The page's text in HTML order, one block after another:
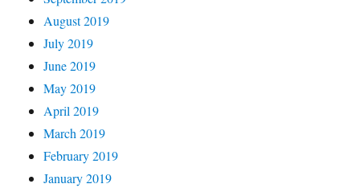
August 2019
July 2019
June 2019
May 2019
April 2019
March 2019
February 2019
January 2019